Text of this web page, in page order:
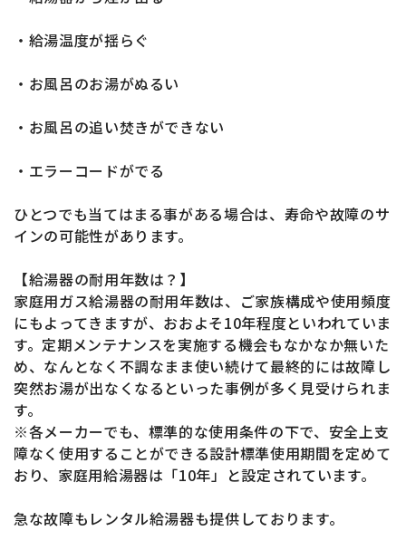
・給湯温度が揺らぐ
・お風呂のお湯がぬるい
・お風呂の追い焚きができない
・エラーコードがでる
ひとつでも当てはまる事がある場合は、寿命や故障のサ
インの可能性があります。
【給湯器の耐用年数は？】
家庭用ガス給湯器の耐用年数は、ご家族構成や使用頻度
にもよってきますが、おおよそ10年程度といわれていま
す。定期メンテナンスを実施する機会もなかなか無いた
め、なんとなく不調なまま使い続けて最終的には故障し
突然お湯が出なくなるといった事例が多く見受けられま
す。
※各メーカーでも、標準的な使用条件の下で、安全上支
障なく使用することができる設計標準使用期間を定めて
おり、家庭用給湯器は「10年」と設定されています。
急な故障もレンタル給湯器も提供しております。